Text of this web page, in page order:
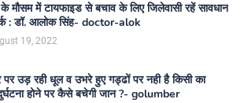
के मौसम में टायफाइड से बचाव के लिए जिलेवासी रहें सावधान
: डॉ. आलोक सिंह- doctor-alok
19, 2022
पर उड़ रही धूल व उभरे हुए गड्ढों पर नही है किसी का
होने पर कैसे बचेगी जान ?- golumber